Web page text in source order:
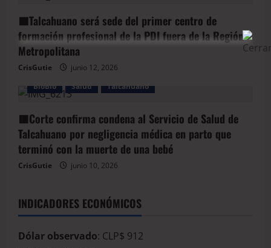
🟦Talcahuano será sede del primer centro de
formación profesional de la PDI fuera de la Región
Metropolitana
CrisGutie
junio 12, 2026
BioBio
Salud Talcahuano
🟥Corte confirma condena al Servicio de Salud de
Talcahuano por negligencia médica en parto que
terminó con la muerte de una bebé
CrisGutie junio 10, 2026
INDICADORES ECONÓMICOS
Dólar observado: CLP$ 912